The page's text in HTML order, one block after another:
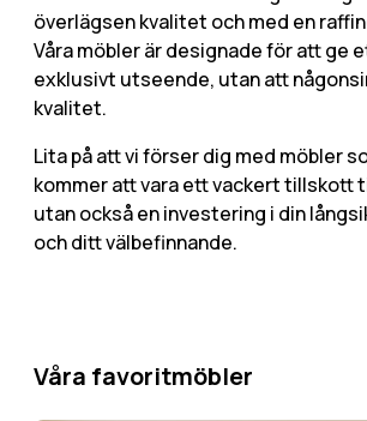
överlägsen kvalitet och med en
Våra möbler är designade för att ge
exklusivt utseende, utan att
kvalitet.
Lita på att vi förser dig med möbler
kommer att vara ett vackert tillskott
utan också en investering i din
och ditt välbefinnande.
Våra favoritmöbler